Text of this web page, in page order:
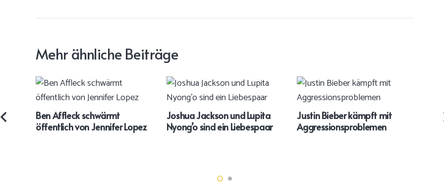
Mehr ähnliche Beiträge
Ben Affleck schwärmt
öffentlich von Jennifer Lopez
Joshua Jackson und Lupita
Nyong’o sind ein Liebespaar
Justin Bieber kämpft mit
Aggressionsproblemen